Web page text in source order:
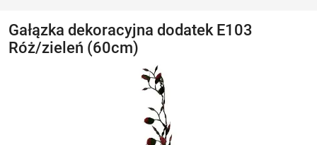
Gałązka dekoracyjna dodatek E103
Róż/zieleń (60cm)